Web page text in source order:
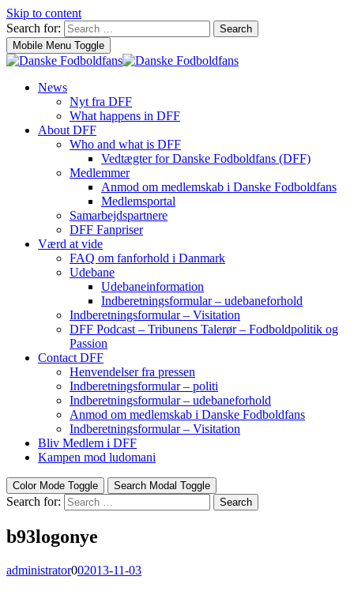
Skip to content
Search for:
Search
Mobile Menu Toggle
News
Nyt fra DFF
What happens in DFF
About DFF
Who and what is DFF
Vedtægter for Danske Fodboldfans (DFF)
Medlemmer
Anmod om medlemskab i Danske Fodboldfans
Medlemsportal
Samarbejdspartnere
DFF Fanpriser
Værd at vide
FAQ om fanforhold i Danmark
Udebane
Udebaneinformation
Indberetningsformular – udebaneforhold
Indberetningsformular – Visitation
DFF Podcast – Tribunens Talerør – Fodboldpolitik og
Passion
Contact DFF
Henvendelser fra pressen
Indberetningsformular – politi
Indberetningsformular – udebaneforhold
Anmod om medlemskab i Danske Fodboldfans
Indberetningsformular – Visitation
Bliv Medlem i DFF
Kampen mod ludomani
Color Mode Toggle Search Modal Toggle
Search for: Search
b93logonye
administrator002013-11-03